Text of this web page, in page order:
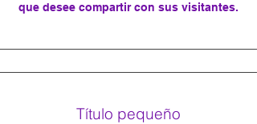
que desee compartir con sus visitantes.
Título pequeño